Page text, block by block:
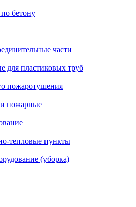
бетону
части
пластиковых труб
пожаротушения
пожарные
тепловые пункты
(уборка)